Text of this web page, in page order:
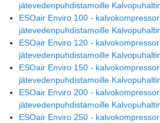
jätevedenpuhdistamoille
ESOair Enviro 100 -
jätevedenpuhdistamoille
ESOair Enviro 120 -
jätevedenpuhdistamoille
ESOair Enviro 150 -
jätevedenpuhdistamoille
ESOair Enviro 200 -
jätevedenpuhdistamoille
ESOair Enviro 250 -